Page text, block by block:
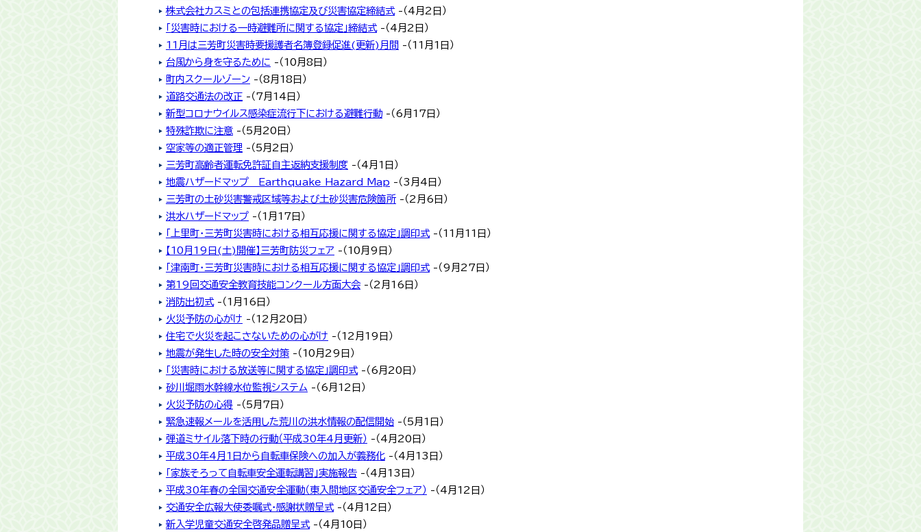
株式会社カスミとの包括連携協定及び災害協定締結式-（4月2日）
「災害時における一時避難所に関する協定」締結式-（4月2日）
11月は三芳町災害時要援護者名簿登録促進(更新)月間 -（11月1日）
台風から身を守るために -（10月8日）
町内スクールゾーン -（8月18日）
道路交通法の改正 -（7月14日）
新型コロナウイルス感染症流行下における避難行動 -（6月17日）
特殊詐欺に注意 -（5月20日）
空家等の適正管理 -（5月2日）
三芳町高齢者運転免許証自主返納支援制度 -（4月1日）
地震ハザードマップ Earthquake Hazard Map -（3月4日）
三芳町の土砂災害警戒区域等および土砂災害危険箇所 -（2月6日）
洪水ハザードマップ -（1月17日）
「上里町・三芳町災害時における相互応援に関する協定」調印式-（11月11日）
【10月19日(土)開催】三芳町防災フェア -（10月9日）
「津南町・三芳町災害時における相互応援に関する協定」調印式-（9月27日）
第19回交通安全教育技能コンクール方面大会-（2月16日）
消防出初式-（1月16日）
火災予防の心がけ -（12月20日）
住宅で火災を起こさないための心がけ -（12月19日）
地震が発生した時の安全対策 -（10月29日）
「災害時における放送等に関する協定」調印式-（6月20日）
砂川堀雨水幹線水位監視システム -（6月12日）
火災予防の心得 -（5月7日）
緊急速報メールを活用した荒川の洪水情報の配信開始 -（5月1日）
弾道ミサイル落下時の行動（平成30年4月更新） -（4月20日）
平成30年4月1日から自転車保険への加入が義務化 -（4月13日）
「家族そろって自転車安全運転講習」実施報告 -（4月13日）
平成30年春の全国交通安全運動（東入間地区交通安全フェア） -（4月12日）
交通安全広報大使委嘱式・感謝状贈呈式-（4月12日）
新入学児童交通安全啓発品贈呈式-（4月10日）